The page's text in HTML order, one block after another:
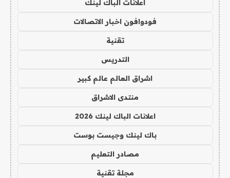
اعلانات الباك لينك
فودوافون اخبار الاتصالات
تقنية
التدريس
اشراق العالم عالم كبير
منتدى الاشراق
اعلانات الباك لينك 2026
باك لينك وجيست بوست
مصادر التعليم
مجلة تقنية